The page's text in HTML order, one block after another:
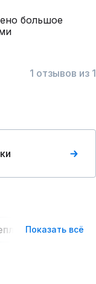
большое
1 отзывов из 1
Легкие
Показать всё